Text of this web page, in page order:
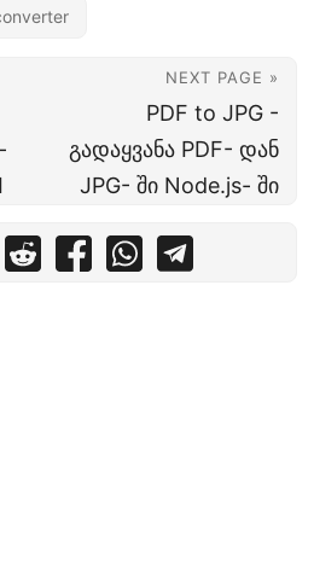
NEXT PAGE »
PDF to JPG -
გადაყვანა PDF- დან
JPG- ში Node.js- ში